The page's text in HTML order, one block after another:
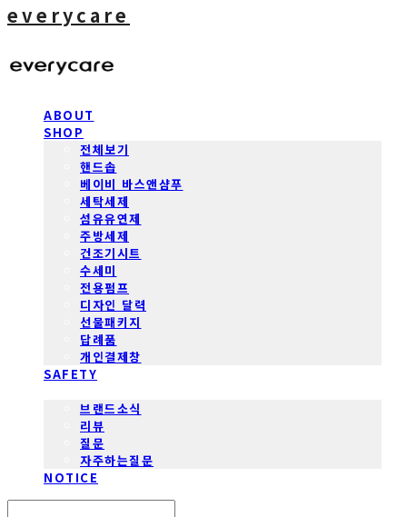
everycare
ABOUT
SHOP
전체보기
핸드솝
베이비 바스앤샴푸
세탁세제
섬유유연제
주방세제
건조기시트
수세미
전용펌프
디자인 달력
선물패키지
답례품
개인결제창
SAFETY
브랜드소식
리뷰
질문
자주하는질문
NOTICE